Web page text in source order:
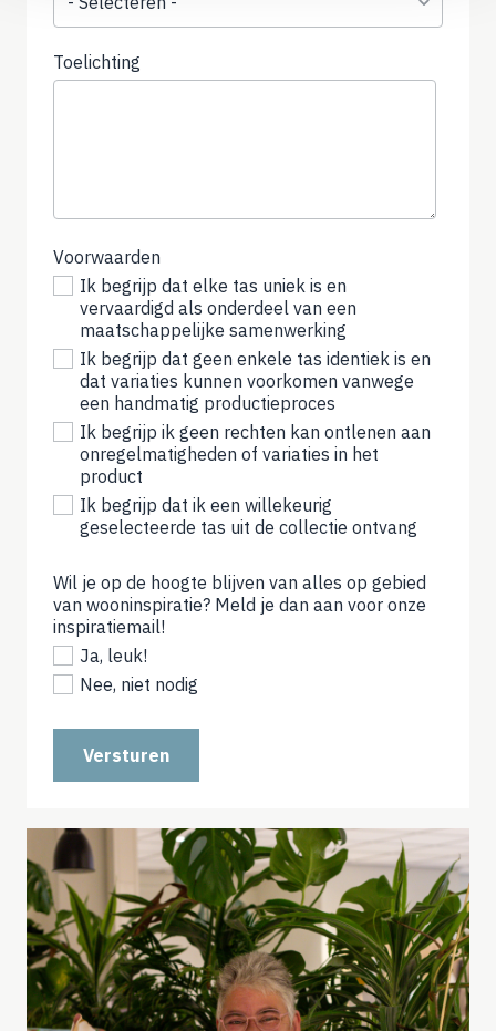
Toelichting
required)
Voorwaarden
Ik begrijp dat elke tas uniek is en
vervaardigd als onderdeel van een
maatschappelijke samenwerking
Ik begrijp dat geen enkele tas identiek is en
dat variaties kunnen voorkomen vanwege
een handmatig productieproces
Ik begrijp ik geen rechten kan ontlenen aan
onregelmatigheden of variaties in het
product
Ik begrijp dat ik een willekeurig
geselecteerde tas uit de collectie ontvang
Wil je op de hoogte blijven van alles op gebied
van wooninspiratie? Meld je dan aan voor onze
inspiratiemail!
Ja, leuk!
Nee, niet nodig
Versturen